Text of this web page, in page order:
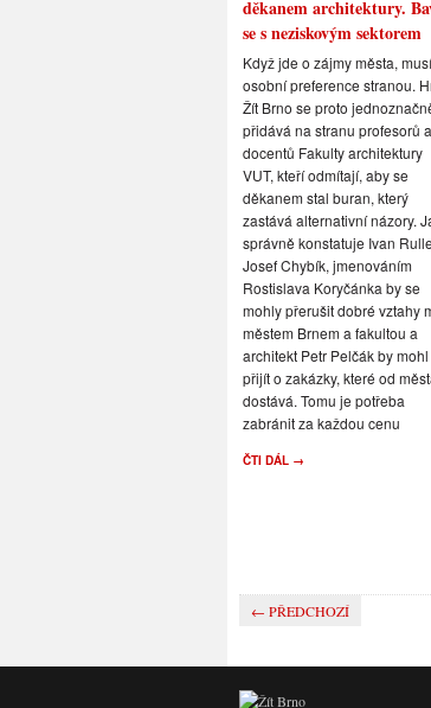
děkanem architektury.
se s neziskovým sektorem
Když jde o zájmy města,
osobní preference stranou.
Žít Brno se proto
přidává na stranu profesorů a
docentů Fakulty architektury
VUT, kteří odmítají, aby se
děkanem stal buran, který
zastává alternativní názory.
správně konstatuje Ivan
Josef Chybík, jmenováním
Rostislava Koryčánka by se
mohly přerušit dobré vztahy
městem Brnem a fakultou a
architekt Petr Pelčák by mohl
přijít o zakázky, které od
dostává. Tomu je potřeba
zabránit za každou cenu
ČTI DÁL →
← PŘEDCHOZÍ